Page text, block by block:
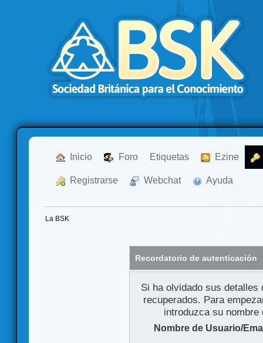
Inicio Foro Etiquetas Ezine
Registrarse Webchat Ayuda
La BSK
Recordatorio de autenticación
Si ha olvidado sus
recuperados. Para
introduzca su
Nombre de Usuario/